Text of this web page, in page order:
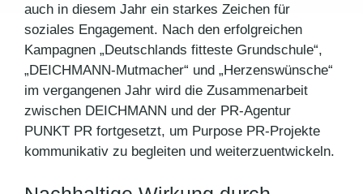
auch in diesem Jahr ein starkes Zeichen für
soziales Engagement. Nach den erfolgreichen
Kampagnen „Deutschlands fitteste Grundschule“,
„DEICHMANN-Mutmacher“ und „Herzenswünsche“
im vergangenen Jahr wird die Zusammenarbeit
zwischen DEICHMANN und der PR-Agentur
PUNKT PR fortgesetzt, um Purpose PR-Projekte
kommunikativ zu begleiten und weiterzuentwickeln.